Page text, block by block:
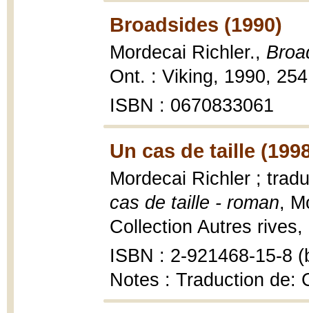
Broadsides (1990)
Mordecai Richler.,
Ont. : Viking, 1990,
ISBN : 0670833061
Un cas de taille
Mordecai Richler ;
cas de taille - roman,
Collection Autres
ISBN : 2-921468-15-8
Notes : Traduction de: